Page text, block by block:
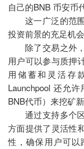
自己的BNB 币安币
这一广泛的范
投资前景的充足机会
除了交易之外
用户可以参与质押
用储蓄和灵活存
Launchpool 还允
BNB代币）来挖矿
通过支持多个
方面提供了灵活性
性，确保用户可以